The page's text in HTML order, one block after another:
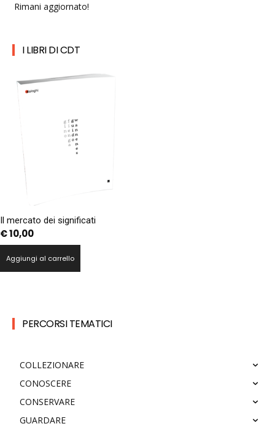
Rimani aggiornato!
I LIBRI DI CDT
Il mercato dei significati
€10,00
Aggiungi al carrello
PERCORSI TEMATICI
COLLEZIONARE
CONOSCERE
CONSERVARE
GUARDARE